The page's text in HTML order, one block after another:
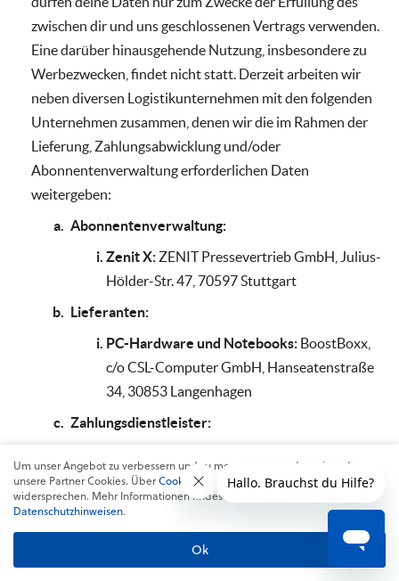
zwischen dir und uns geschlossenen Vertrags verwenden.
Eine darüber hinausgehende Nutzung, insbesondere zu
Werbezwecken, findet nicht statt. Derzeit arbeiten wir
neben diversen Logistikunternehmen mit den folgenden
Unternehmen zusammen, denen wir die im Rahmen der
Lieferung, Zahlungsabwicklung und/oder
Abonnentenverwaltung erforderlichen Daten
weitergeben:
Abonnentenverwaltung:
Zenit X: ZENIT Pressevertrieb GmbH, Julius-
Hölder-Str. 47, 70597 Stuttgart
Lieferanten:
PC-Hardware und Notebooks: BoostBoxx,
c/o CSL-Computer GmbH, Hanseatenstraße
34, 30853 Langenhagen
Zahlungsdienstleister:
22-24 Boulevard Royal, 2449 Luxemburg,
Kreditkarten:HUELLEMANN & STRAUS
6755 Grevenmacher, Luxemburg,
Um unser Angebot zu verbessern und zu messen, verwenden wir und
unsere Partner Cookies. ÜberCookies ablehnenkannst du dem
widersprechen. Mehr Informationen findest du in unseren
Datenschutzhinweisen.
Ok